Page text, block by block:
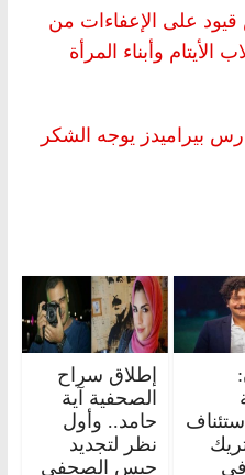
على الإعفاءات من
وأبناء المرأة
بيراميدز يوجه الشكر
إطلاق سراح
الصحفية آية
حامد.. وأول
نظر لتجديد
حبس الصحفي